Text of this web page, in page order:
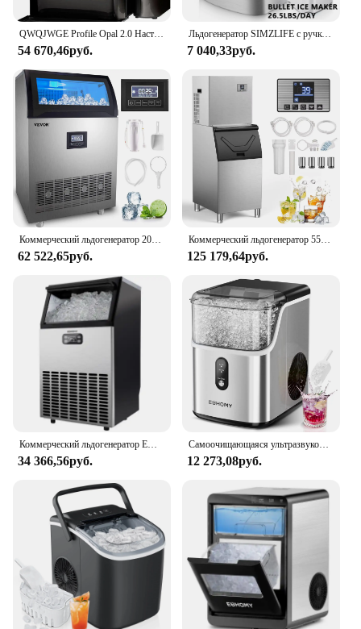
54 670,46руб.
Льдогенератор SIMZLIFE с ручкой, 26 фунтов/24 ч, 9 кубиков за 6 минут, автоматическая очистка, портативный льдогенератор, серебристый цвет
7 040,33руб.
62 522,65руб.
Коммерческий льдогенератор 550 фунтов/24 ч, льдогенератор из нержавеющей стали, емкость хранения льда 360 фунтов, отдельно стоящий промышленный льдогенератор
125 179,64руб.
Коммерческий льдогенератор EUHOMY, льдогенератор под столешницей из нержавеющей стали 100 фунтов/24 часа с емкостью для хранения льда 33 фунта
34 366,56руб.
Самоочищающаяся ультразвуковая машина для производства камней, 35 фунтов/24 ч
12 273,08руб.